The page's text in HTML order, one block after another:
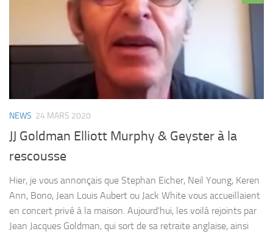
NEWS 24 MARS 2020
JJ Goldman Elliott Murphy & Geyster à la
rescousse
Hier, je vous annonçais que Stephan Eicher, Neil Young, Keren
Ann, Bono, Jean Louis Aubert ou Jack White vous accueillaient
en concert privé à la maison. Aujourd’hui, les voilà rejoints par
Jean Jacques Goldman, qui sort de sa retraite anglaise, ainsi